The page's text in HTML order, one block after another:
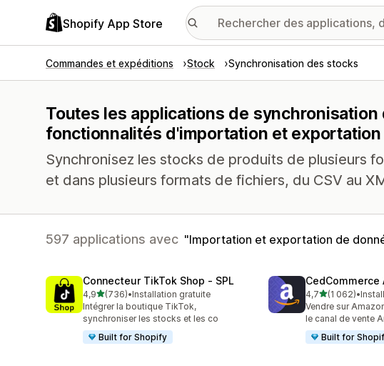
Shopify App Store
Commandes et expéditions Stock Synchronisation des stocks
Toutes les applications de
fonctionnalités d'importation et
Synchronisez les stocks de produits de plusieurs
et dans plusieurs formats de fichiers, du CSV au
597 applications avec Importation et exportation de
Connecteur TikTok Shop ‑ SPL
4,9étoile(s) sur 5
(736)
736 avis au total
•Installation gratuite
Intégrer la boutique TikTok,
synchroniser les stocks et les co
Built for Shopify
CedCommerce
4,7étoile(s) sur 5
(1 062)
1062 avis au total
•
Vendre sur
le canal de vente
Built for